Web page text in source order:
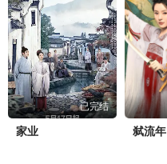
已完结
家业 弑流年